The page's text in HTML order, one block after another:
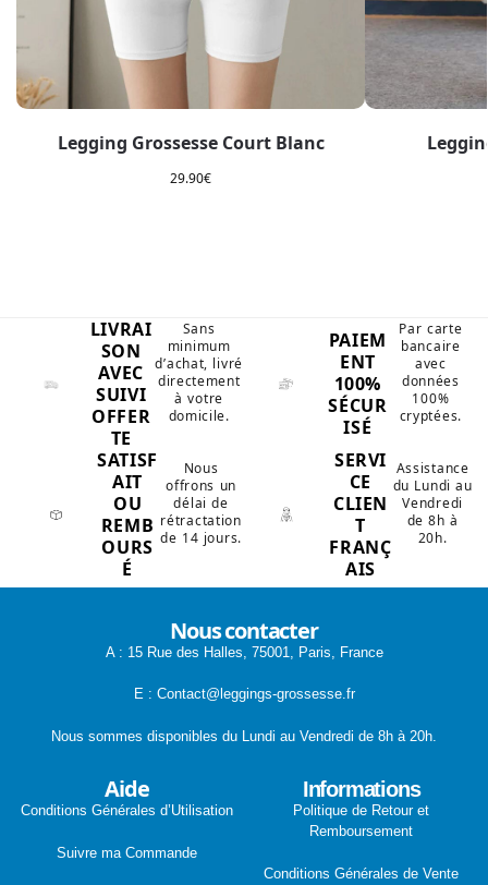
Legging Grossesse Court Blanc
29.90€
LIVRAI
SON
AVEC
SUIVI
OFFER
TE
Sans
minimum
d’achat, livré
directement
à votre
domicile.
PAIEM
ENT
100%
SÉCUR
ISÉ
Par carte
bancaire
avec
données
100%
cryptées.
SATISF
AIT
OU
REMB
OURS
É
Nous
offrons un
délai de
rétractation
de 14 jours.
SERVI
CE
CLIEN
T
FRANÇ
AIS
Assistance
du Lundi au
Vendredi
de 8h à
20h.
Nous contacter
A : 15 Rue des Halles, 75001, Paris, France
E : Contact@leggings-grossesse.fr
Nous sommes disponibles du Lundi au Vendredi de 8h à 20h.
Aide
Conditions Générales d’Utilisation
Suivre ma Commande
Informations
Politique de Retour et
Remboursement
Conditions Générales de Vente